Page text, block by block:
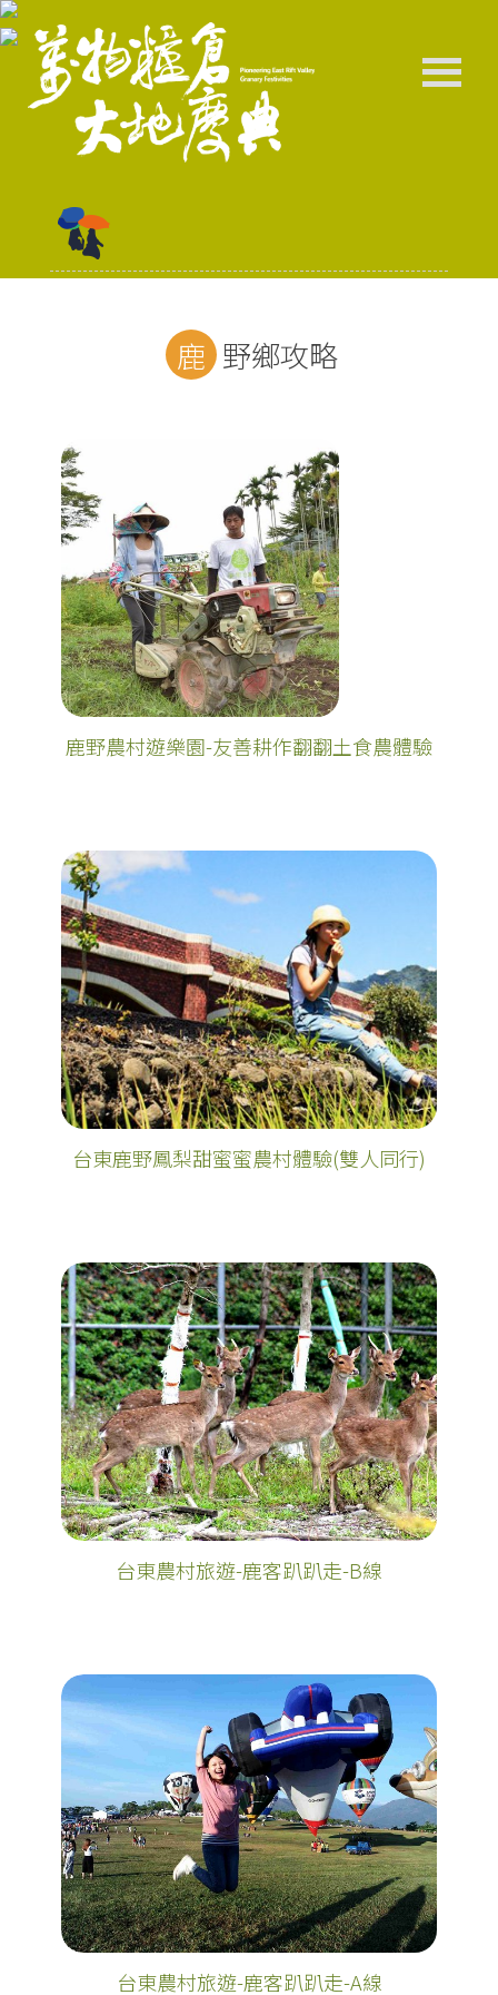
鹿野鄉攻略
鹿野農村遊樂園-友善耕作翻翻土食農體驗
台東鹿野鳳梨甜蜜蜜農村體驗(雙人同行)
台東農村旅遊-鹿客趴趴走-B線
台東農村旅遊-鹿客趴趴走-A線